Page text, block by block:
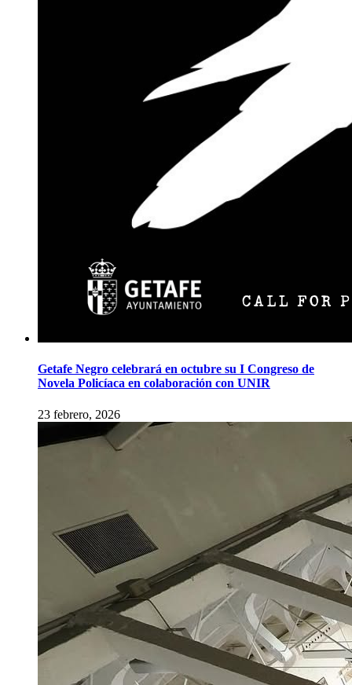
Getafe Negro celebrará en octubre su I Congreso de
Novela Policíaca en colaboración con UNIR
23 febrero, 2026